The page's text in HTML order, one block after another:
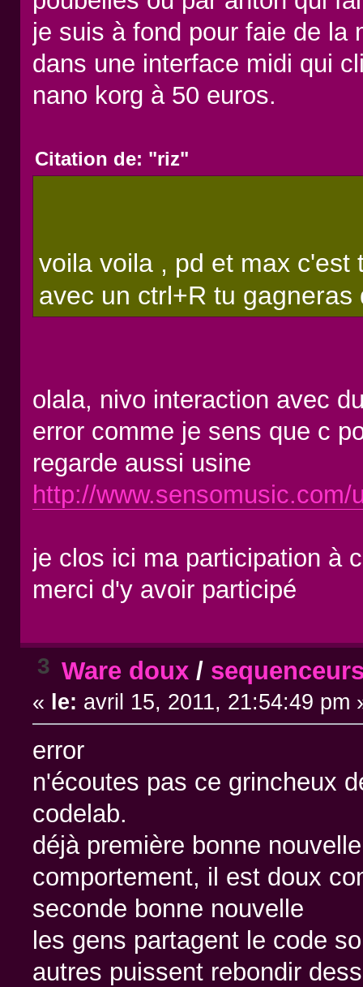
je suis à fond pour faie de la
dans une interface midi qui
nano korg à 50 euros.
Citation de: "riz"
voila voila , pd et max
avec un ctrl+R tu gagneras
olala, nivo interaction avec
error comme je sens que c
regarde aussi usine
http://www.sensomusic.com/
je clos ici ma participation à
merci d'y avoir participé
3 Ware doux/
« le: avril 15, 2011, 21:54:49 pm
error
n'écoutes pas ce grincheux
codelab.
déjà première bonne
comportement, il est doux
seconde bonne nouvelle
les gens partagent le code
autres puissent rebondir